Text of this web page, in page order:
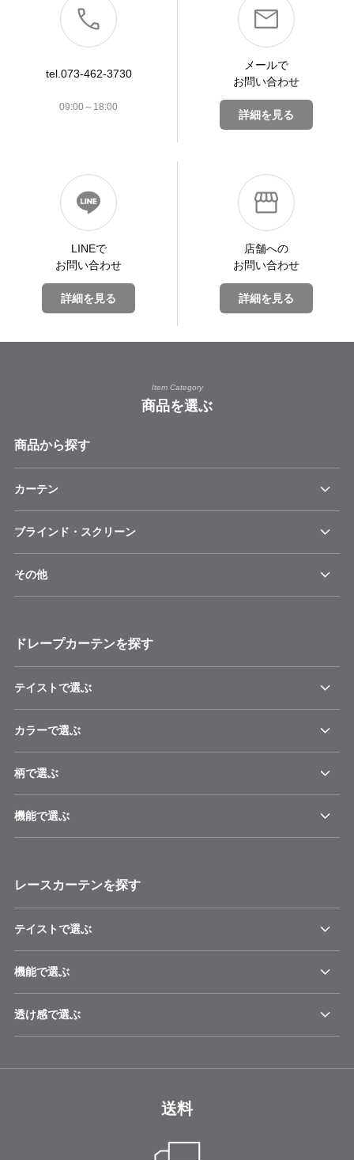
tel.073-462-3730
09:00～18:00
メールで
お問い合わせ
詳細を見る
LINEで
お問い合わせ
詳細を見る
店舗への
お問い合わせ
詳細を見る
Item Category
商品を選ぶ
商品から探す
カーテン
ブラインド・スクリーン
その他
ドレープカーテンを探す
テイストで選ぶ
カラーで選ぶ
柄で選ぶ
機能で選ぶ
レースカーテンを探す
テイストで選ぶ
機能で選ぶ
透け感で選ぶ
送料